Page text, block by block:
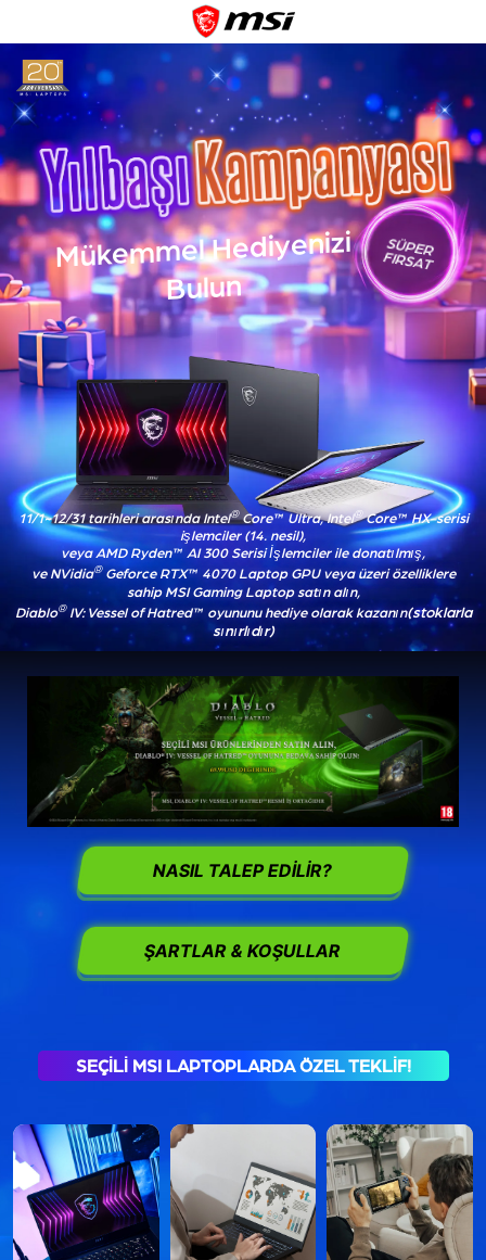
Mükemmel Hediyenizi
Bulun
11/1~12/31 tarihleri arasında Intel®Core™ Ultra, Intel®Core™ HX-serisi
işlemciler (14. nesil),
veya AMD Ryden™ AI 300 Serisi İşlemciler ile donatılmış,
ve NVidia®Geforce RTX™ 4070 Laptop GPU veya üzeri özelliklere
sahip MSI Gaming Laptop satın alın,
Diablo®IV: Vessel of Hatred™ oyununu hediye olarak kazanın(stoklarla
sınırlıdır)
SÜPER
FIRSAT
NASIL TALEP EDILIR?
ŞARTLAR & KOŞULLAR
SEÇİLİ MSI LAPTOPLARDA ÖZEL TEKLİF!